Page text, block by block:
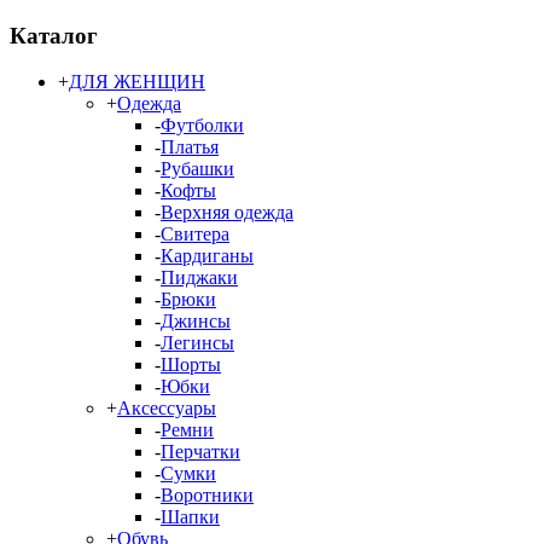
Каталог
+ДЛЯ ЖЕНЩИН
+Одежда
-Футболки
-Платья
-Рубашки
-Кофты
-Верхняя одежда
-Свитера
-Кардиганы
-Пиджаки
-Брюки
-Джинсы
-Легинсы
-Шорты
-Юбки
+Аксессуары
-Ремни
-Перчатки
-Сумки
-Воротники
-Шапки
+Обувь